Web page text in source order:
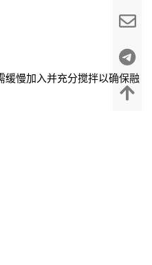
缓慢加入并充分搅拌以确保融